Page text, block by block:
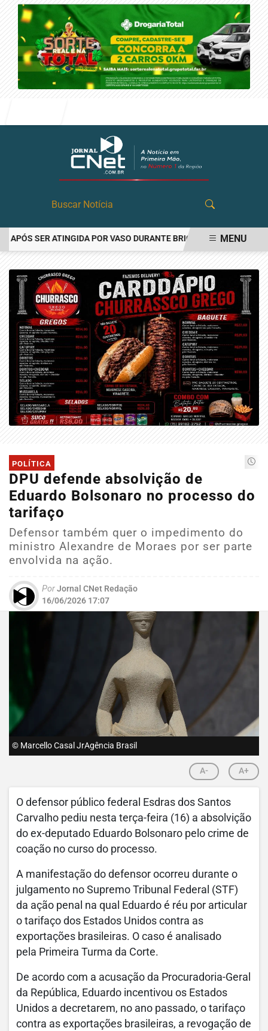
SER ATINGIDA POR VASO DURANTE BRIGA FAMILIAR EMMENU
POLÍTICA
DPU defende absolvição de
Eduardo Bolsonaro no processo do
tarifaço
Defensor também quer o impedimento do
ministro Alexandre de Moraes por ser parte
envolvida na ação.
PorJornal CNet Redação
16/06/2026 17:07
© Marcello Casal JrAgência Brasil
A- A+
O defensor público federal Esdras dos Santos
Carvalho pediu nesta terça-feira (16) a absolvição
do ex-deputado Eduardo Bolsonaro pelo crime de
coação no curso do processo.
A manifestação do defensor ocorreu durante o
julgamento no Supremo Tribunal Federal (STF)
da ação penal na qual Eduardo é réu por articular
o tarifaço dos Estados Unidos contra as
exportações brasileiras. O caso é analisado
pela Primeira Turma da Corte.
De acordo com a acusação da Procuradoria-Geral
da República, Eduardo incentivou os Estados
Unidos a decretarem, no ano passado, o tarifaço
contra as exportações brasileiras, a revogação de